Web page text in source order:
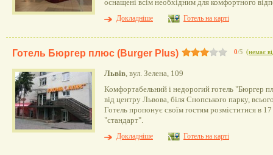
оснащені всім необхідним для комфортного
Докладніше
Готель на карті
0/5 (немає
Готель Бюргер плюс (Burger Plus)
Львів, вул. Зелена, 109
Комфортабельний і недорогий готель "Бюргер
від центру Львова, біля Снопського парку,
Готель пропонує своїм гостям розміститися в
"стандарт".
Докладніше
Готель на карті